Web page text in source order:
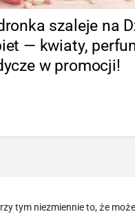
szaleje na
— kwiaty,
w promocji!
tym niezmiennie to, że